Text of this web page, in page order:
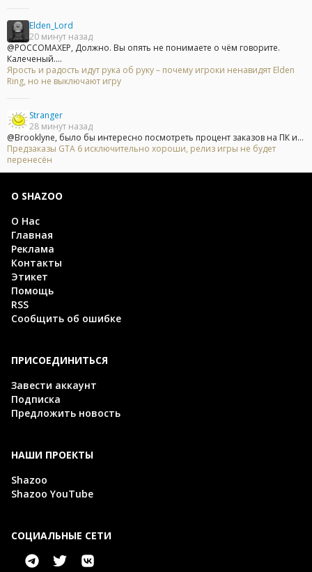
Elden_Lord
20 минут назад
@POCCOMAXEP, Должно. Вы опять не понимаете о чём говорите.
Калеченый....
Ярость и радость идут рука об руку – почему игроки ненавидят Elden
Ring, но не выключают игру
Stranger
28 минут назад
@Brooklyne, было бы интересно посмотреть процент заказов на ПК и...
Предзаказы GTA 6 исключительно хороши, релиз игры не будет
перенесён
О SHAZOO
О Нас
Главная
Реклама
Контакты
Этикет
Помощь
RSS
Сообщить об ошибке
ПРИСОЕДИНИТЬСЯ
Завести аккаунт
Подписка
Предложить новость
НАШИ ПРОЕКТЫ
Shazoo
Shazoo YouTube
СОЦИАЛЬНЫЕ СЕТИ